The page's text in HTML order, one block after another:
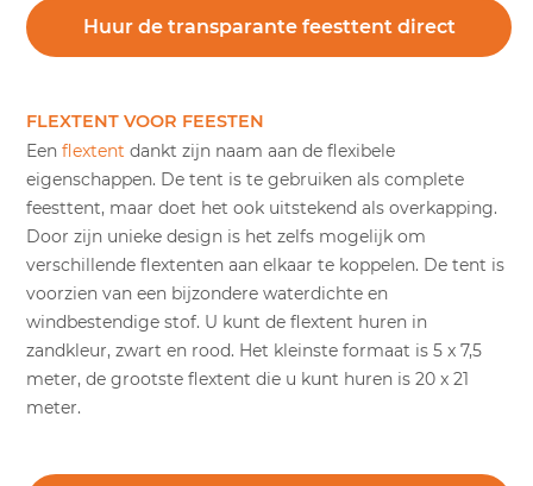
Huur de transparante feesttent direct
FLEXTENT VOOR FEESTEN
Eenflextent dankt zijn naam aan de flexibele
eigenschappen. De tent is te gebruiken als complete
feesttent, maar doet het ook uitstekend als overkapping.
Door zijn unieke design is het zelfs mogelijk om
verschillende flextenten aan elkaar te koppelen. De tent is
voorzien van een bijzondere waterdichte en
windbestendige stof. U kunt de flextent huren in
zandkleur, zwart en rood. Het kleinste formaat is 5 x 7,5
meter, de grootste flextent die u kunt huren is 20 x 21
meter.